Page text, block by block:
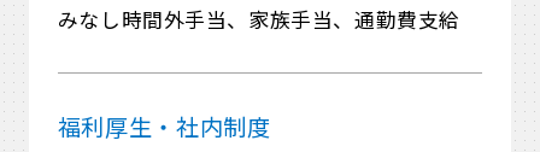
みなし時間外手当、家族手当、通勤費支給
福利厚生・社内制度